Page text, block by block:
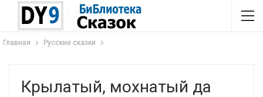
Главная Русские сказки
Крылатый, мохнатый да